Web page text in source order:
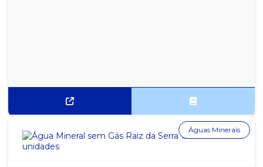
Águas Minerais